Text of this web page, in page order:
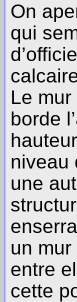
On
qui
Le
borde
niveau
une
un
entre
cette